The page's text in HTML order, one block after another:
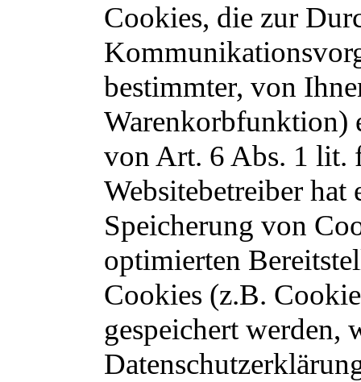
Cookies, die zur
bestimmter, von
Warenkorbfunktion)
von Art. 6 Abs. 1 lit.
Websitebetreiber hat
Speicherung von
optimierten
Cookies (z.B.
gespeichert werden,